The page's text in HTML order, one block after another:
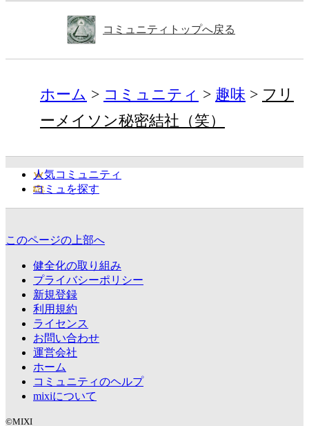
コミュニティトップへ戻る
ホーム コミュニティ 趣味
フリ
ーメイソン秘密結社（笑）
人気コミュニティ
コミュを探す
このページの上部へ
健全化の取り組み
プライバシーポリシー
新規登録
利用規約
ライセンス
お問い合わせ
運営会社
ホーム
コミュニティのヘルプ
mixiについて
©MIXI